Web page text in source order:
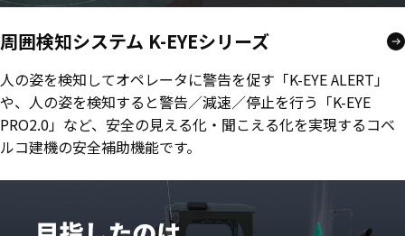
周囲検知システム K-EYEシリーズ
人の姿を検知してオペレータに警告を促す「K-EYE ALERT」
や、人の姿を検知すると警告／減速／停止を行う「K-EYE
PRO2.0」など、安全の見える化・聞こえる化を実現するコベ
ルコ建機の安全補助機能です。